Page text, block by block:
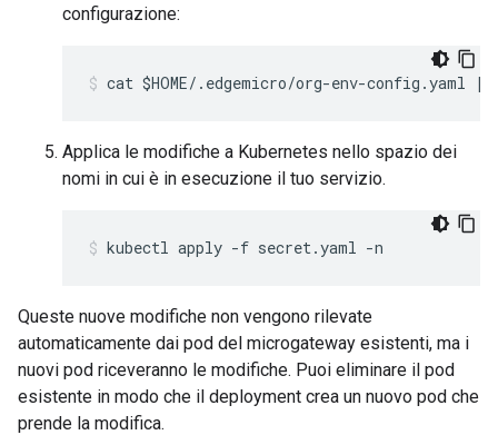
configurazione:
cat $HOME/.edgemicro/org-env-
Applica le modifiche a Kubernetes nello spazio dei
nomi in cui è in esecuzione il tuo servizio.
kubectl apply -f secret.yaml -n
Queste nuove modifiche non vengono rilevate
automaticamente dai pod del microgateway esistenti, ma i
nuovi pod riceveranno le modifiche. Puoi eliminare il pod
esistente in modo che il deployment crea un nuovo pod che
prende la modifica.